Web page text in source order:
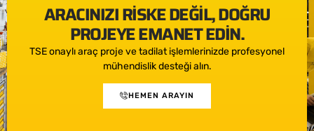
ARACINIZI RISKE DEĞIL, DOĞRU
PROJEYE EMANET EDIN.
TSE onaylı araç proje ve tadilat işlemlerinizde profesyonel
mühendislik desteği alın.
HEMEN ARAYIN